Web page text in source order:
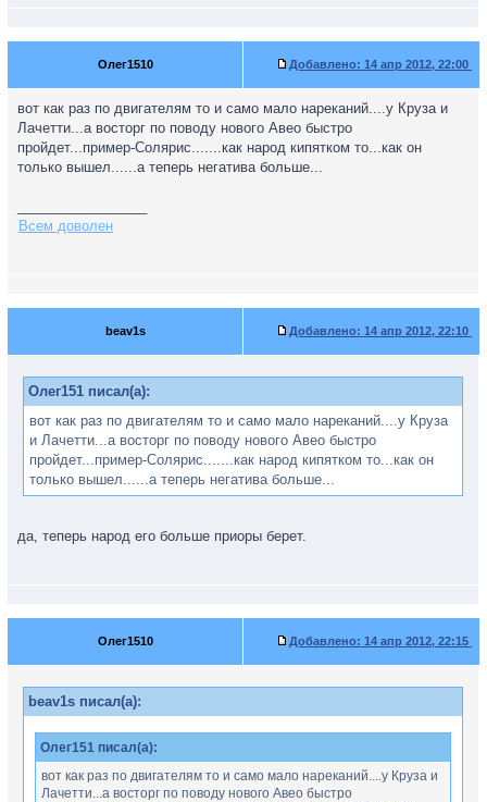
Олег1510 Добавлено: 14 апр 2012, 22:00
вот как раз по двигателям то и само мало нареканий....у Круза и
Лачетти...а восторг по поводу нового Авео быстро
пройдет...пример-Солярис.......как народ кипятком то...как он
только вышел......а теперь негатива больше...
Всем доволен
beav1s Добавлено: 14 апр 2012, 22:10
Олег151 писал(а):
вот как раз по двигателям то и само мало нареканий....у Круза
и Лачетти...а восторг по поводу нового Авео быстро
пройдет...пример-Солярис.......как народ кипятком то...как он
только вышел......а теперь негатива больше...
да, теперь народ его больше приоры берет.
Олег1510 Добавлено: 14 апр 2012, 22:15
beav1s писал(а):
Олег151 писал(а):
вот как раз по двигателям то и само мало нареканий....у Круза и
Лачетти...а восторг по поводу нового Авео быстро